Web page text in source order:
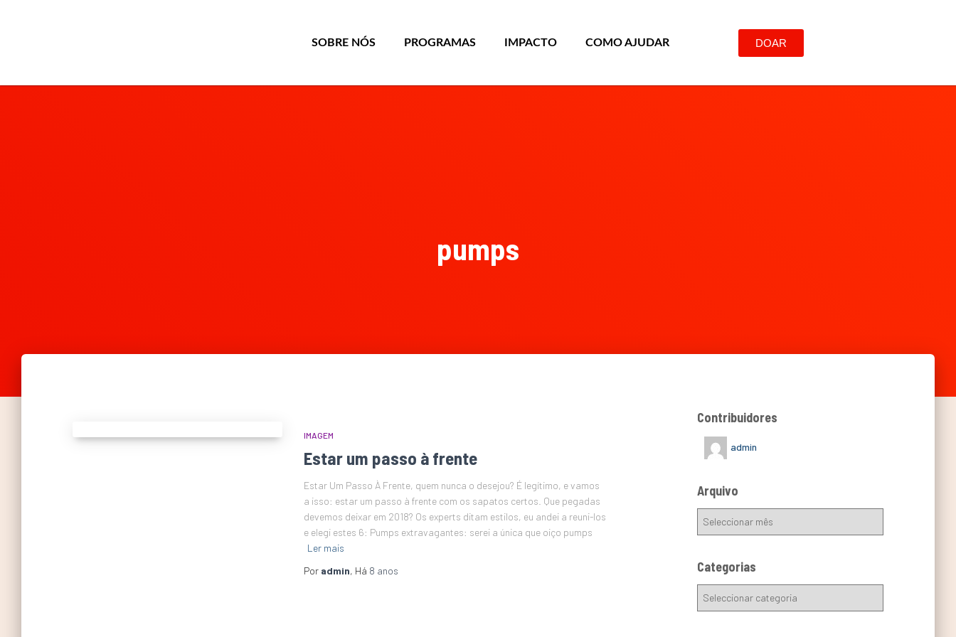
SOBRE NÓS PROGRAMAS IMPACTO COMO AJUDAR DOAR
pumps
IMAGEM
Estar um passo à frente
Estar Um Passo À Frente, quem nunca o desejou? É legítimo, e vamos
a isso: estar um passo à frente com os sapatos certos. Que pegadas
devemos deixar em 2018? Os experts ditam estilos, eu andei a reuni-los
e elegi estes 6: Pumps extravagantes: serei a única que oiço pumps
Ler mais
Por admin, Há 8 anos
Contribuidores
admin
Arquivo
Categorias